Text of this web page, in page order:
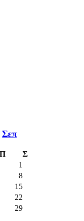
Σεπ
Π
Σ
1
8
15
22
29